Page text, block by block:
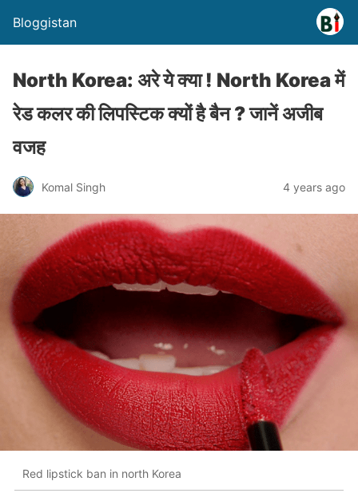
Bloggistan
North Korea: अरे ये क्या ! North Korea में
रेड कलर की लिपस्टिक क्यों है बैन ? जानें अजीब
वजह
Komal Singh 4 years ago
Red lipstick ban in north Korea